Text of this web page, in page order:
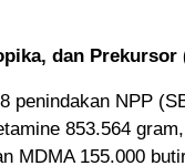
dan Prekursor
penindakan NPP
853.564
MDMA 155.000